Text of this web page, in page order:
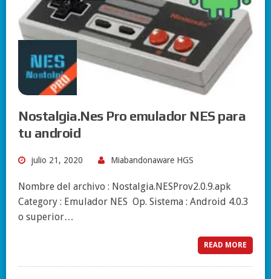
Nostalgia.Nes Pro emulador NES para
tu android
julio 21, 2020 Miabandonaware HGS
Nombre del archivo : Nostalgia.NESProv2.0.9.apk
Category : Emulador NES Op. Sistema : Android 4.0.3
o superior…
READ MORE